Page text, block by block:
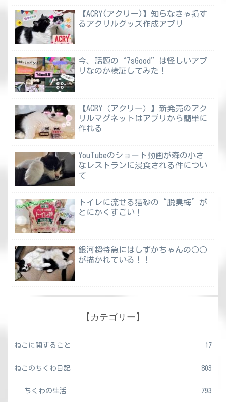
【ACRY(アクリー)】知らなきゃ損す
るアクリルグッズ作成アプリ
今、話題の“7sGood”は怪しいアプ
リなのか検証してみた！
【ACRY（アクリー）】新発売のアク
リルマグネットはアプリから簡単に
作れる
YouTubeのショート動画が森の小さ
なレストランに浸食される件につい
て
トイレに流せる猫砂の“脱臭梅”が
とにかくすごい！
銀河超特急にはしずかちゃんの○○
が描かれている！！
【カテゴリー】
ねこに関すること 17
ねこのちくわ日記 803
ちくわの生活 793